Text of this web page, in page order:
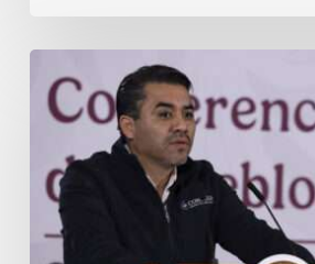
Conagua
aclara
alcances
reforma